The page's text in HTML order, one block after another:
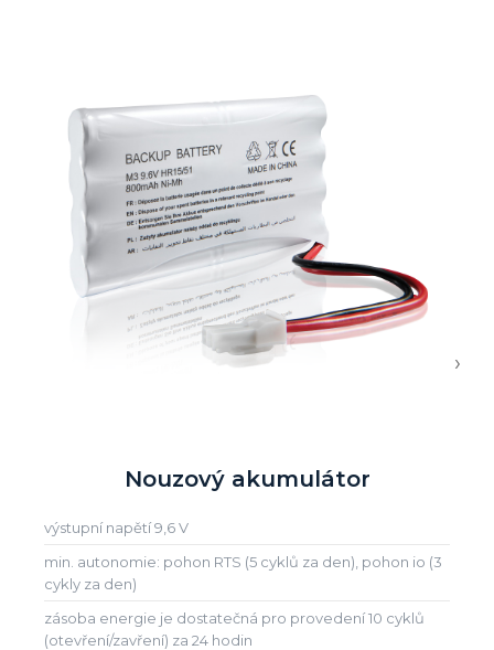
Nouzový akumulátor
výstupní napětí 9,6 V
min. autonomie: pohon RTS (5 cyklů za den), pohon io (3
cykly za den)
zásoba energie je dostatečná pro provedení 10 cyklů
(otevření/zavření) za 24 hodin
›